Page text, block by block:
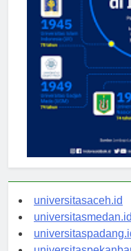
universitasaceh.id